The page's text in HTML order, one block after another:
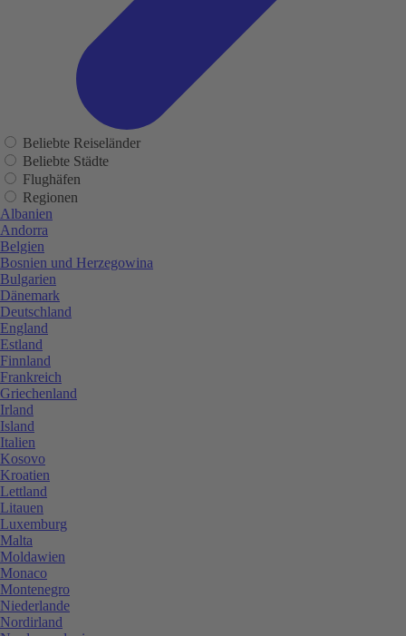
Beliebte Reiseländer
Beliebte Städte
Flughäfen
Regionen
Albanien
Andorra
Belgien
Bosnien und Herzegowina
Bulgarien
Dänemark
Deutschland
England
Estland
Finnland
Frankreich
Griechenland
Irland
Island
Italien
Kosovo
Kroatien
Lettland
Litauen
Luxemburg
Malta
Moldawien
Monaco
Montenegro
Niederlande
Nordirland